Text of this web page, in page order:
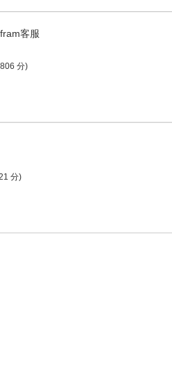
客服
806 分)
分)